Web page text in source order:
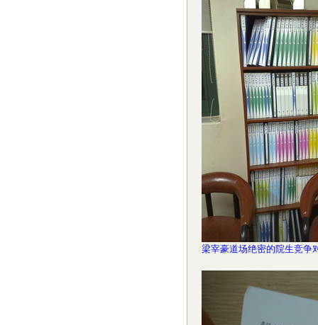
梁宰豪道场绝密的院生竞争